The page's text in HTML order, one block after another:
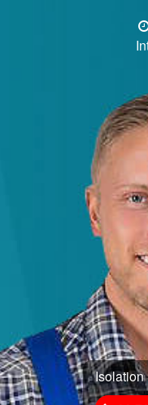
Isolation